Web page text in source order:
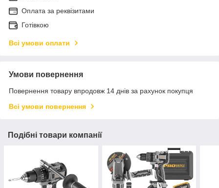
Оплата за реквізитами
Готівкою
Всі умови оплати
Умови повернення
Повернення товару впродовж 14 днів за рахунок покупця
Всі умови повернення
Подібні товари компанії